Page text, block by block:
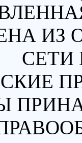
ИЗ
СЕТИ